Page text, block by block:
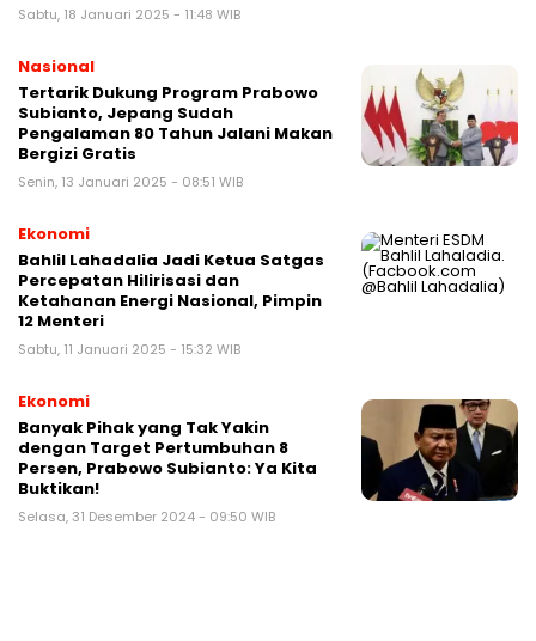
Sabtu, 18 Januari 2025 - 11:48 WIB
Nasional
Tertarik Dukung Program Prabowo
Subianto, Jepang Sudah
Pengalaman 80 Tahun Jalani Makan
Bergizi Gratis
Senin, 13 Januari 2025 - 08:51 WIB
Ekonomi
Bahlil Lahadalia Jadi Ketua Satgas
Percepatan Hilirisasi dan
Ketahanan Energi Nasional, Pimpin
12 Menteri
Sabtu, 11 Januari 2025 - 15:32 WIB
Ekonomi
Banyak Pihak yang Tak Yakin
dengan Target Pertumbuhan 8
Persen, Prabowo Subianto: Ya Kita
Buktikan!
Selasa, 31 Desember 2024 - 09:50 WIB